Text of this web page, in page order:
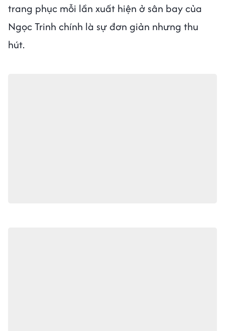
trang phục mỗi lần xuất hiện ở sân bay của
Ngọc Trinh chính là sự đơn giản nhưng thu
hút.